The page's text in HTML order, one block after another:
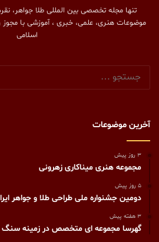
تنها مجله تخصصی بین المللی طلا جواهر،
موضوعات هنری، علمی، خبری ، آموزشی با
اسلامی
آخرین موضوعات
3 روز پیش
مجموعه هنری میناکاری زهرونی
5 روز پیش
دومین جشنواره ملی طراحی طلا و جواهر
3 هفته پیش
گهرسا مجموعه ای متخصص در زمینه سنگ